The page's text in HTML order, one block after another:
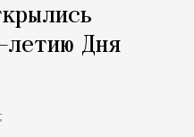
летию Дня